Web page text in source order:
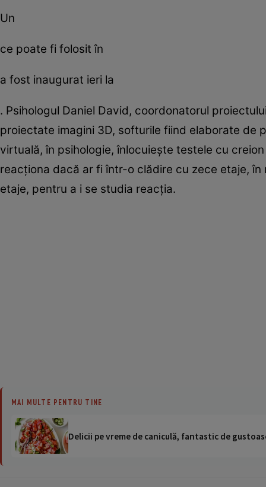
Un
ce poate fi folosit în
a fost inaugurat ieri la
. Psihologul Daniel David, coordonatorul
proiectate imagini 3D, softurile fiind elaborate de
virtuală, în psihologie, înlocuieşte testele cu
reacţiona dacă ar fi într-o clădire cu zece etaje,
etaje, pentru a i se studia reacţia.
MAI MULTE PENTRU TINE
Delicii pe vreme de caniculă, fantastic de